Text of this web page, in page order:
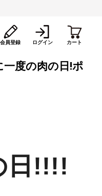
ローストビーフ
会員登録 ログイン カート
一度の肉の日!ポ
日!!!!